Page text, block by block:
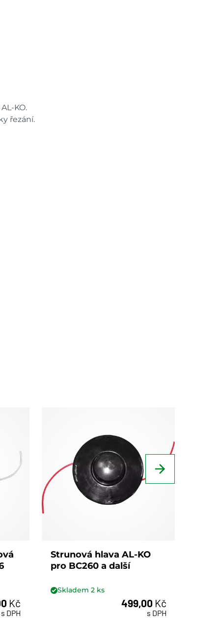
KO.
řezání.
Kč
s DPH
Strunová hlava AL-KO
pro BC260 a další
Skladem 2ks
499,00 Kč
s DPH